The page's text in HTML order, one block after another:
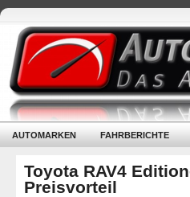
AUTOMARKEN FAHRBERICHTE
Toyota RAV4
Preisvorteil